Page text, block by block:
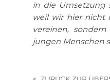
in die Umsetzung
weil wir hier nicht
vereinen,
jungen Menschen